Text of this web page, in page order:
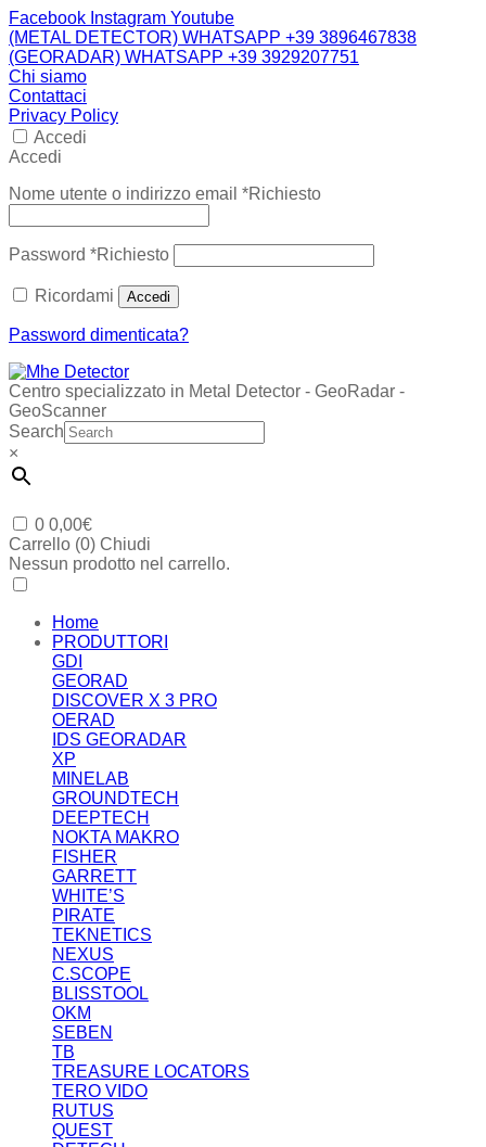
Facebook Instagram Youtube
(METAL DETECTOR) WHATSAPP +39 3896467838
(GEORADAR) WHATSAPP +39 3929207751
Chi siamo
Contattaci
Privacy Policy
Accedi
Accedi
Nome utente o indirizzo email *Richiesto
Password *Richiesto
Ricordami Accedi
Password dimenticata?
Centro specializzato in Metal Detector - GeoRadar -
GeoScanner
Search
×
0 0,00€
Carrello (0) Chiudi
Nessun prodotto nel carrello.
Home
PRODUTTORI
GDI
GEORAD
DISCOVER X 3 PRO
OERAD
IDS GEORADAR
XP
MINELAB
GROUNDTECH
DEEPTECH
NOKTA MAKRO
FISHER
GARRETT
WHITE’S
PIRATE
TEKNETICS
NEXUS
C.SCOPE
BLISSTOOL
OKM
SEBEN
TB
TREASURE LOCATORS
TERO VIDO
RUTUS
QUEST